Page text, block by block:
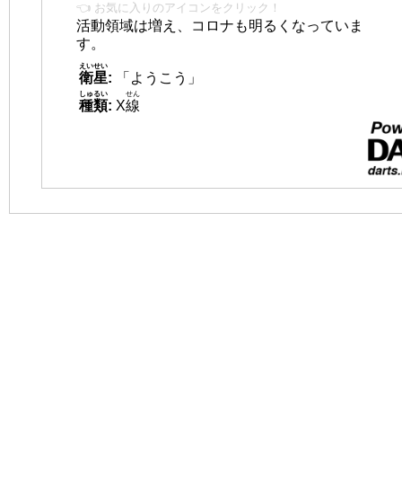
👈 お気に入りのアイコンをクリック！
活動領域は増え、コロナも明るくなっていま
す。
衛星
えいせい
:
「ようこう」
種類
しゅるい
: X線
せん